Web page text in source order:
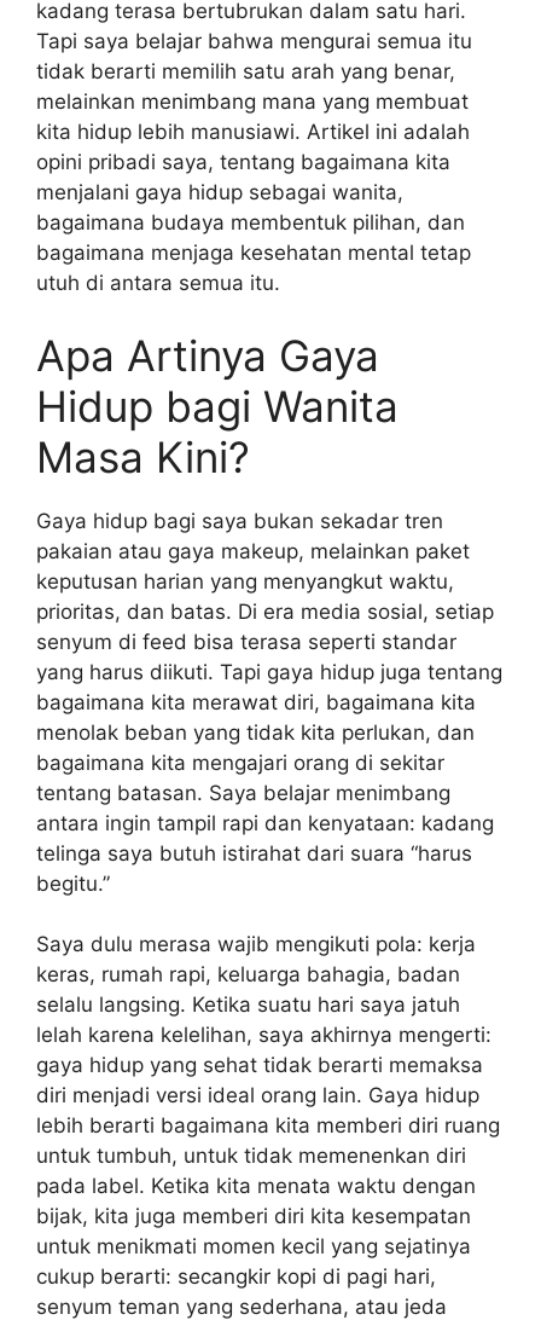
kadang terasa bertubrukan dalam satu hari.
Tapi saya belajar bahwa mengurai semua itu
tidak berarti memilih satu arah yang benar,
melainkan menimbang mana yang membuat
kita hidup lebih manusiawi. Artikel ini adalah
opini pribadi saya, tentang bagaimana kita
menjalani gaya hidup sebagai wanita,
bagaimana budaya membentuk pilihan, dan
bagaimana menjaga kesehatan mental tetap
utuh di antara semua itu.
Apa Artinya Gaya
Hidup bagi Wanita
Masa Kini?
Gaya hidup bagi saya bukan sekadar tren
pakaian atau gaya makeup, melainkan paket
keputusan harian yang menyangkut waktu,
prioritas, dan batas. Di era media sosial, setiap
senyum di feed bisa terasa seperti standar
yang harus diikuti. Tapi gaya hidup juga tentang
bagaimana kita merawat diri, bagaimana kita
menolak beban yang tidak kita perlukan, dan
bagaimana kita mengajari orang di sekitar
tentang batasan. Saya belajar menimbang
antara ingin tampil rapi dan kenyataan: kadang
telinga saya butuh istirahat dari suara “harus
begitu.”
Saya dulu merasa wajib mengikuti pola: kerja
keras, rumah rapi, keluarga bahagia, badan
selalu langsing. Ketika suatu hari saya jatuh
lelah karena kelelihan, saya akhirnya mengerti:
gaya hidup yang sehat tidak berarti memaksa
diri menjadi versi ideal orang lain. Gaya hidup
lebih berarti bagaimana kita memberi diri ruang
untuk tumbuh, untuk tidak memenenkan diri
pada label. Ketika kita menata waktu dengan
bijak, kita juga memberi diri kita kesempatan
untuk menikmati momen kecil yang sejatinya
cukup berarti: secangkir kopi di pagi hari,
senyum teman yang sederhana, atau jeda